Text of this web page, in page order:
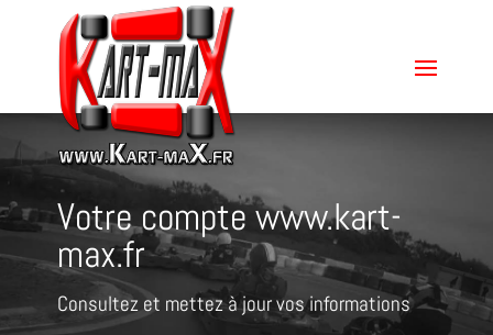
Votre compte www.kart-
max.fr
Consultez et mettez à jour vos informations